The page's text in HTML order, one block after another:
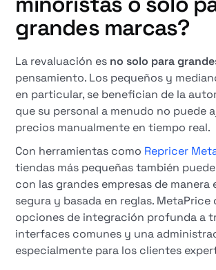
grandes marcas?
La revaluación es no solo para
pensamiento. Los pequeños y
en particular, se benefician de la
que su personal a menudo no puede
precios manualmente en tiempo real.
Con herramientas como Repricer
tiendas más pequeñas también
con las grandes empresas de manera
segura y basada en reglas. MetaPrice
opciones de integración profunda a
interfaces comunes y una
especialmente para los clientes